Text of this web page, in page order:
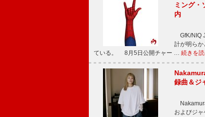
ミング
内
GfK/NIQ
計が明ら
ている。 8月5日公開チャー … 続きを
録曲＆ジ
およびジ